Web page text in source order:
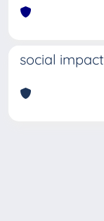
social impact